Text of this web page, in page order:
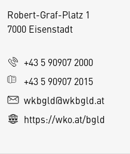
Robert-Graf-Platz 1
7000 Eisenstadt
+43 5 90907 2000
+43 5 90907 2015
wkbgld@wkbgld.at
https://wko.at/bgld
D
s
e
S
e